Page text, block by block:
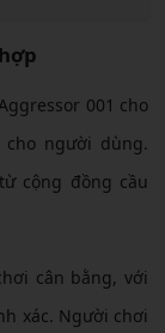
001 cho
người dùng.
cộng đồng cầu
cân bằng, với
xác. Người chơi